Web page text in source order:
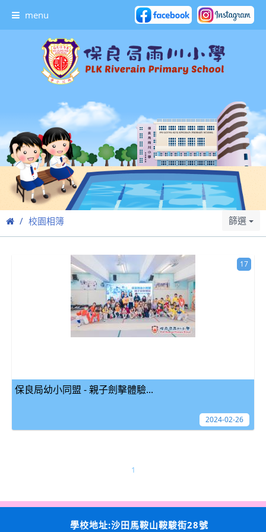
menu
校園相簿 篩選
保良局幼小同盟 - 親子劍擊體驗...
17
2024-02-26
1
學校地址:沙田馬鞍山鞍駿街28號